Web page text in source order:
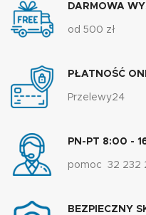
DARMOWA
od 500 zł
PŁATNOŚĆ
Przelewy24
PN-PT 8:00 -
pomoc 32 232
BEZPIECZNY